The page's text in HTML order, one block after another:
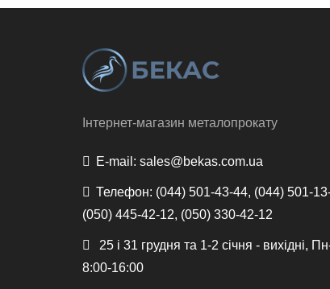
Інтернет-магазин металопрокату
E-mail: sales@bekas.com.ua
Телефон: (044) 501-43-44, (044) 501-
(050) 445-42-12, (050) 330-42-12
25 і 31 грудня та 1-2 січня - вихідні,
8:00-16:00